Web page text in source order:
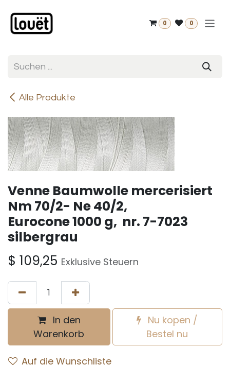
0 0
Alle Produkte
Venne Baumwolle mercerisiert
Nm 70/2- Ne 40/2,
Eurocone 1000 g, nr. 7-7023
silbergrau
$ 109,25 Exklusive Steuern
In den
Warenkorb
Nu kopen /
Bestel nu
Auf die Wunschliste